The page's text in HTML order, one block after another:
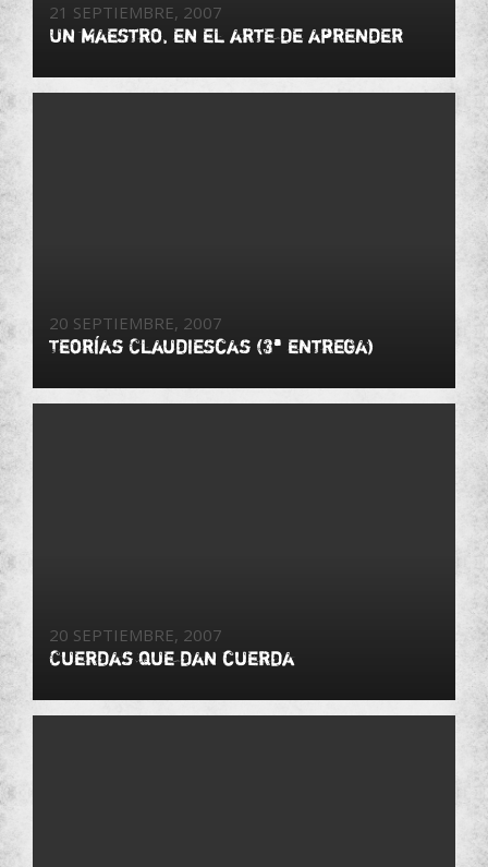
21 SEPTIEMBRE, 2007
Un maestro, en el arte de aprender
20 SEPTIEMBRE, 2007
Teorías Claudiescas (3ª entrega)
20 SEPTIEMBRE, 2007
Cuerdas que dan cuerda